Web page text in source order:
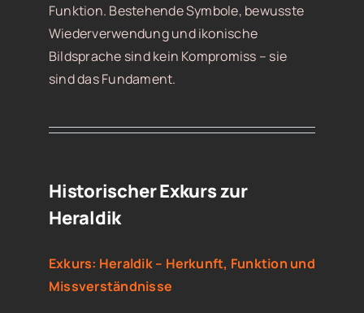
Funktion. Bestehende Symbole, bewusste
Wiederverwendung und ikonische
Bildsprache sind kein Kompromiss – sie
sind das Fundament.
Historischer Exkurs zur
Heraldik
Exkurs: Heraldik – Herkunft, Funktion und
Missverständnisse